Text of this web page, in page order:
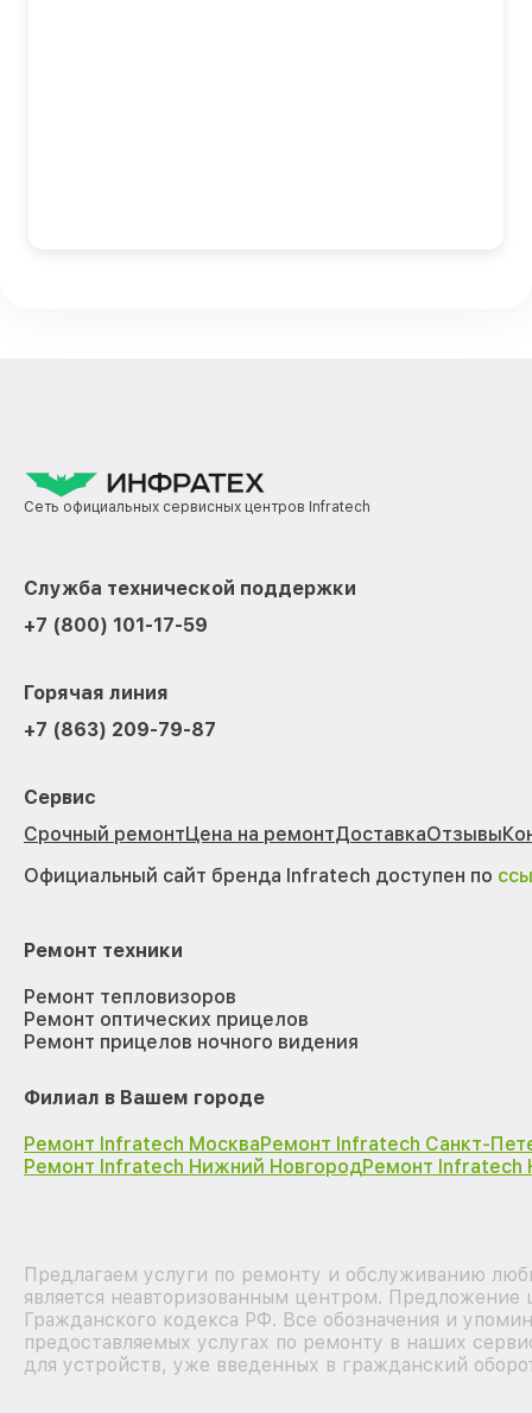
Сеть официальных сервисных центров Infratech
Служба технической поддержки
+7 (800) 101-17-59
Горячая линия
+7 (863) 209-79-87
Сервис
Срочный ремонтЦена на ремонтДоставкаОтзывы
Официальный сайт бренда Infratech доступен по
Ремонт техники
Ремонт тепловизоров
Ремонт оптических прицелов
Ремонт прицелов ночного видения
Филиал в Вашем городе
Ремонт Infratech МоскваРемонт Infratech Санкт-
Ремонт Infratech Нижний НовгородРемонт Infratech
Предлагаем услуги по ремонту и обслуживанию
является неавторизованным центром.
Гражданского кодекса РФ. Все обозначения и
предоставляемых услугах по ремонту в наших
для устройств, уже введенных в гражданский